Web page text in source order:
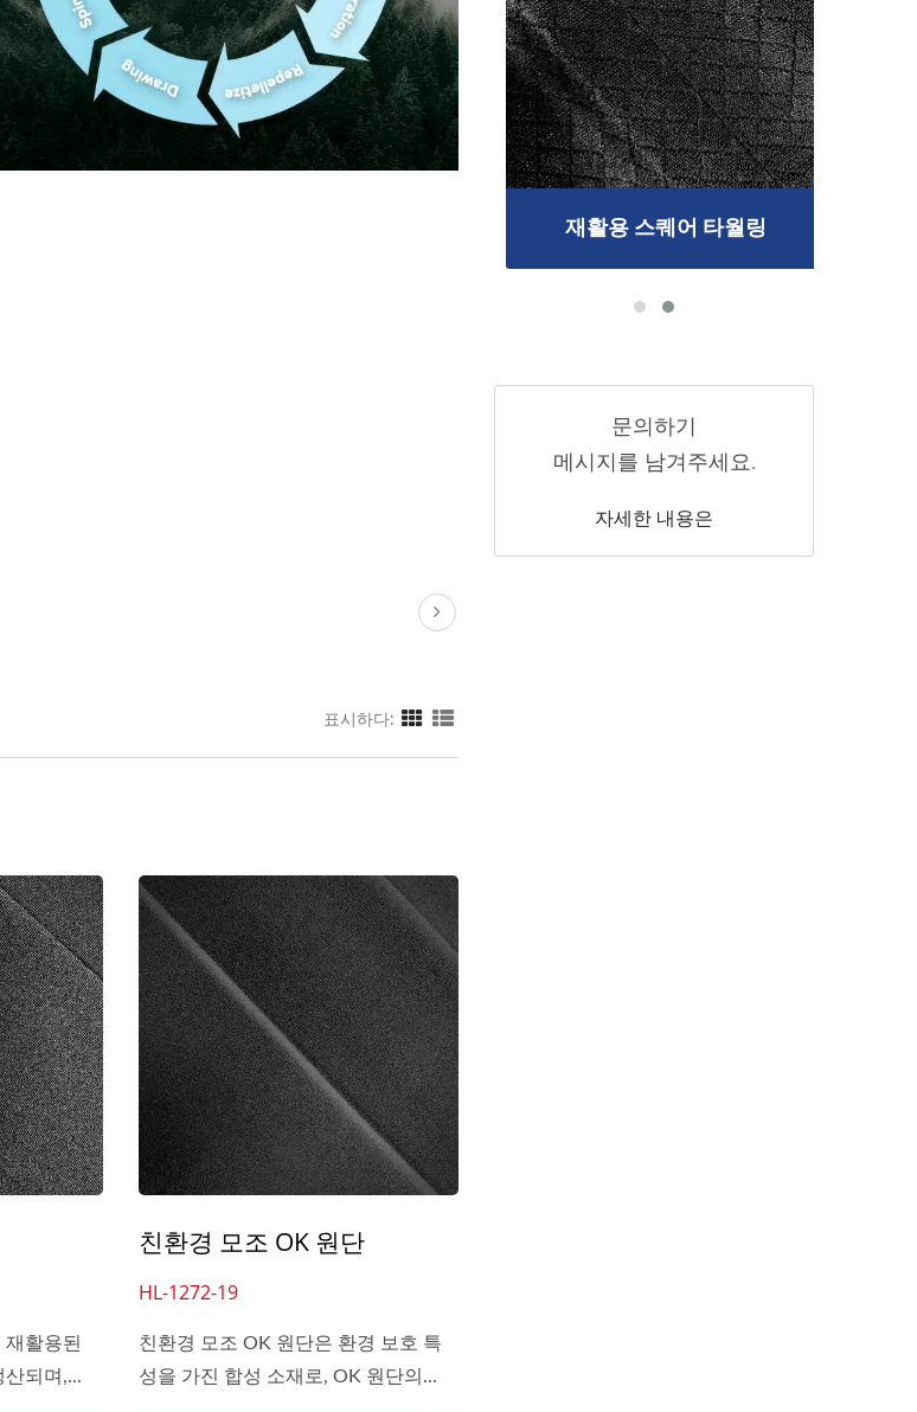
표시하다:
활용된
되며,...
친환경 모조 OK 원단
HL-1272-19
친환경 모조 OK 원단은 환경 보호 특
성을 가진 합성 소재로, OK 원단의...
재활용 스퀘어 타월링
문의하기
메시지를 남겨주세요.
자세한 내용은